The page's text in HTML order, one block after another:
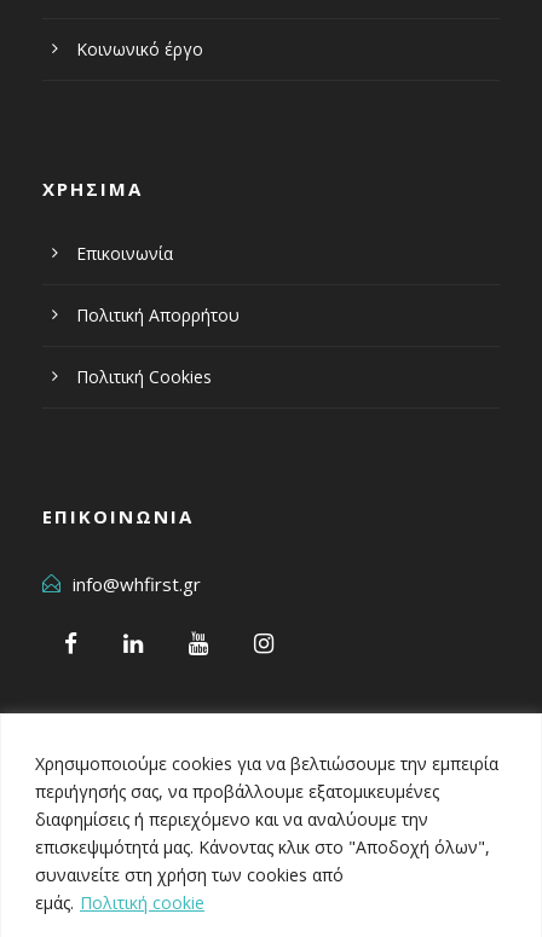
Χρησιμοποιούμε cookies για να βελτιώσουμε την εμπειρία
περιήγησής σας, να προβάλλουμε εξατομικευμένες
διαφημίσεις ή περιεχόμενο και να αναλύουμε την
επισκεψιμότητά μας. Κάνοντας κλικ στο "Αποδοχή όλων",
συναινείτε στη χρήση των cookies από
εμάς. Πολιτική cookie
Κοινωνικό έργο
ΧΡΗΣΙΜΑ
Επικοινωνία
Πολιτική Απορρήτου
Πολιτική Cookies
ΕΠΙΚΟΙΝΩΝΙΑ
info@whfirst.gr
Healthcare Business Awards 2024